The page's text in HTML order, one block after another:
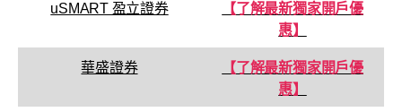
uSMART 盈立證券
【了解最新獨家開戶優
惠】
華盛證券
【了解最新獨家開戶優
惠】